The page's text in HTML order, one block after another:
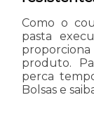
Como o
pasta
produto.
perca
Bolsas e